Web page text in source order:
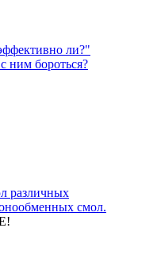
ли?"
ним бороться?
различных
смол.